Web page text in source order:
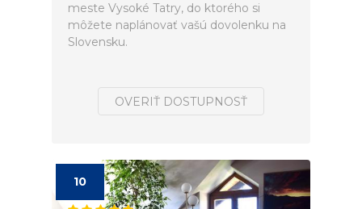
meste Vysoké Tatry, do ktorého si
môžete naplánovať vašú dovolenku na
Slovensku.
OVERIŤ DOSTUPNOSŤ
10